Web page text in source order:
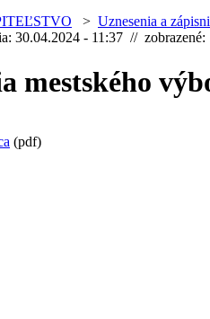
> Uznesenia a
30.04.2024 - 11:37 // zobrazené:
mestského
(pdf)